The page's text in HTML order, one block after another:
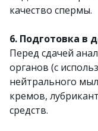
качество спермы.
6. Подготовка в
Перед сдачей
органов (с
нейтрального
кремов,
средств.